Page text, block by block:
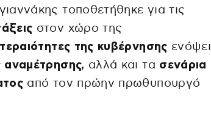
τοποθετήθηκε για τις
στον χώρο της
της κυβέρνησης ενόψει
αναμέτρησης, αλλά και τα σενάρια
από τον πρώην πρωθυπουργό